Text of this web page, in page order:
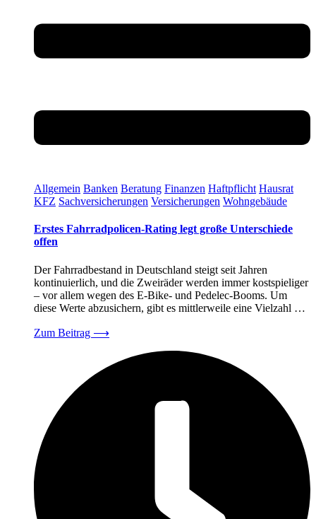
Allgemein Banken Beratung Finanzen Haftpflicht Hausrat
KFZ Sachversicherungen Versicherungen Wohngebäude
Erstes Fahrradpolicen-Rating legt große Unterschiede
offen
Der Fahrradbestand in Deutschland steigt seit Jahren
kontinuierlich, und die Zweiräder werden immer kostspieliger
– vor allem wegen des E-Bike- und Pedelec-Booms. Um
diese Werte abzusichern, gibt es mittlerweile eine Vielzahl …
Zum Beitrag ⟶